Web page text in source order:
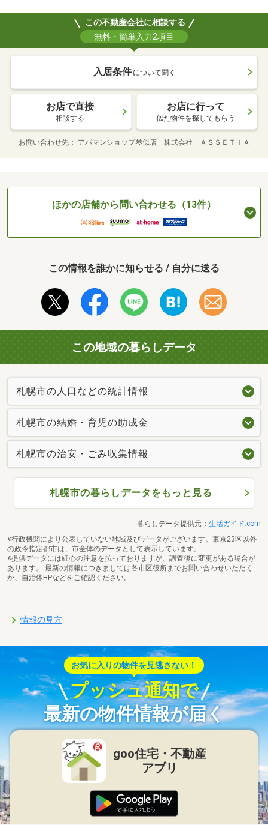
この不動産会社に相談する
無料・簡単入力2項目
入居条件 について聞く
お店で直接
相談する
お店に行って
似た物件を探してもらう
お問い合わせ先 アパマンショップ琴似店 株式会社 ＡＳＳＥＴＩＡ
ほかの店舗から問い合わせる（13件）
この情報を誰かに知らせる / 自分に送る
この地域の暮らしデータ
札幌市の人口などの統計情報
札幌市の結婚・育児の助成金
札幌市の治安・ごみ収集情報
札幌市の暮らしデータをもっと見る
暮らしデータ提供元： 生活ガイド.com
※行政機関により公表していない地域及びデータがございます。東京23区以外
の政令指定都市は、市全体のデータとして表示しています。
※提供データには細心の注意を払っておりますが、調査後に変更がある場合が
あります。 最新の情報につきましては各市区役所までお問い合わせいただく
か、自治体HPなどをご確認ください。
情報の見方
お気に入りの物件を見逃さない！
プッシュ通知で
最新の物件情報が届く
goo住宅・不動産
アプリ